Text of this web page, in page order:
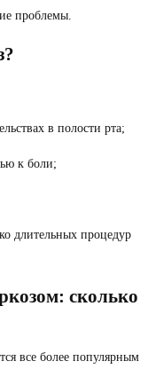
проблемы.
в полости рта;
к боли;
длительных процедур
сколько
все более популярным